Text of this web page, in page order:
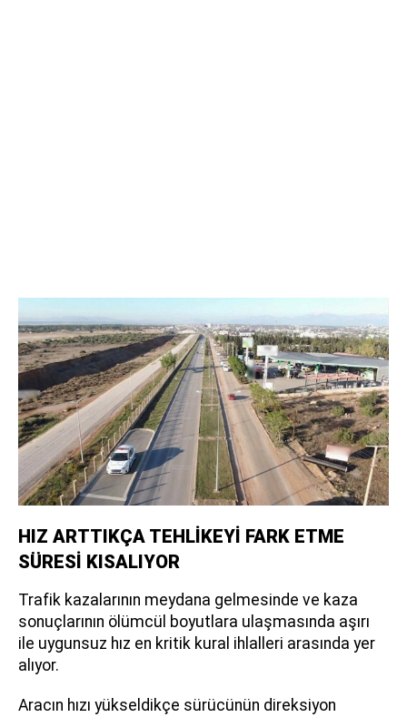
HIZ ARTTIKÇA TEHLİKEYİ FARK ETME
SÜRESİ KISALIYOR
Trafik kazalarının meydana gelmesinde ve kaza
sonuçlarının ölümcül boyutlara ulaşmasında aşırı
ile uygunsuz hız en kritik kural ihlalleri arasında yer
alıyor.
Aracın hızı yükseldikçe sürücünün direksiyon